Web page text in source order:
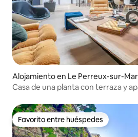
Alojamiento en Le Perreux-sur-
Casa de una planta con terraza y
Favorito entre huéspedes
Favorito entre huéspedes